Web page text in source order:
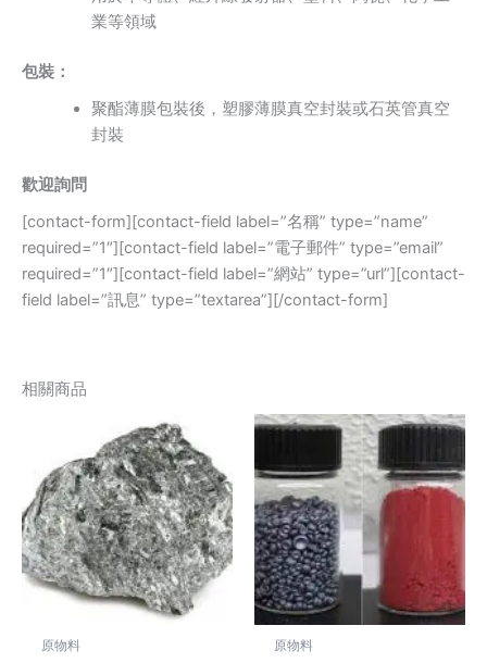
業等領域
包裝：
聚酯薄膜包裝後，塑膠薄膜真空封裝或⽯英管真空
封裝
歡迎詢問
[contact-form][contact-field label=”名稱” type=”name”
required=”1″][contact-field label=”電子郵件” type=”email”
required=”1″][contact-field label=”網站” type=”url”][contact-
field label=”訊息” type=”textarea”][/contact-form]
相關商品
原物料 原物料